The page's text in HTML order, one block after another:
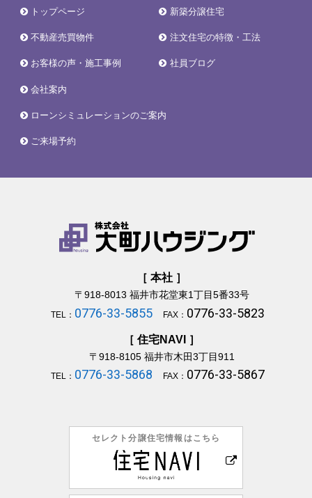
トップページ 新築分譲住宅
不動産売買物件 注文住宅の特徴・工法
お客様の声・施工事例 社員ブログ
会社案内
ローンシミュレーションのご案内
ご来場予約
［ 本社 ］
〒918-8013 福井市花堂東1丁目5番33号
TEL： 0776-33-5855 FAX： 0776-33-5823
［ 住宅NAVI ］
〒918-8105福井市木田3丁目911
TEL： 0776-33-5868 FAX： 0776-33-5867
セレクト分譲住宅情報はこちら